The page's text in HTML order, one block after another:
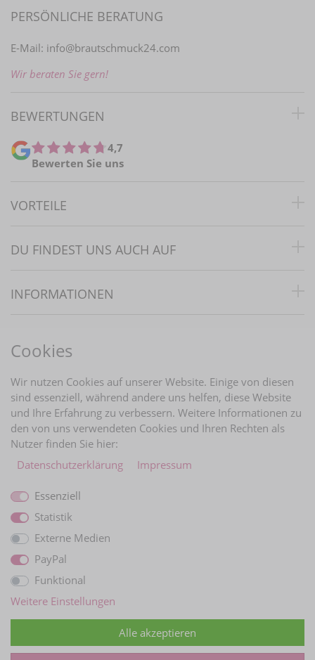
PERSÖNLICHE BERATUNG
E-Mail: info@brautschmuck24.com
Wir beraten Sie gern!
BEWERTUNGEN
4,7
Bewerten Sie uns
VORTEILE
DU FINDEST UNS AUCH AUF
INFORMATIONEN
BRAUTINFOS
ZAHLUNGARTEN
WIR VERSCHICKEN MIT
Cookies
Wir nutzen Cookies auf unserer Website. Einige von diesen
sind essenziell, während andere uns helfen, diese Website
und Ihre Erfahrung zu verbessern. Weitere Informationen zu
den von uns verwendeten Cookies und Ihren Rechten als
Nutzer finden Sie hier:
Daten­schutz­erklärung
Impressum
Essenziell
Statistik
Externe Medien
PayPal
Funktional
Weitere Einstellungen
Alle akzeptieren